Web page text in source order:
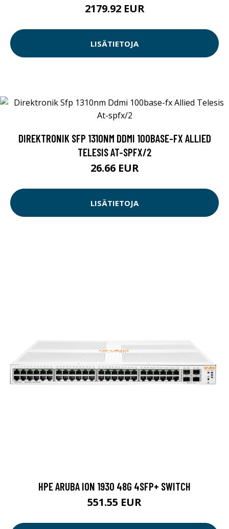
2179.92 EUR
LISÄTIETOJA
DIREKTRONIK SFP 1310NM DDMI 100BASE-FX ALLIED
TELESIS AT-SPFX/2
26.66 EUR
LISÄTIETOJA
HPE ARUBA ION 1930 48G 4SFP+ SWITCH
551.55 EUR